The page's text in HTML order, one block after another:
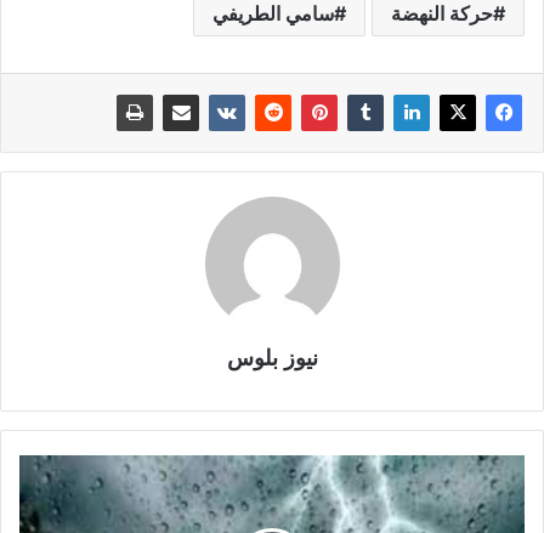
حركة النهضة سامي الطريفي
نيوز بلوس